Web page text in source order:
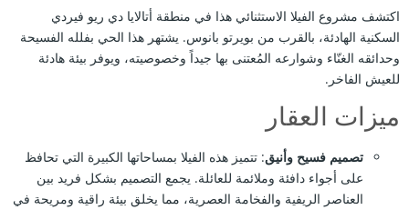
اكتشف مشروع الفيلا الاستثنائي هذا في منطقة أتالايا دي ريو فيردي
السكنية الهادئة، بالقرب من بويرتو بانوس. يشتهر هذا الحي بفلله الفسيحة
وحدائقه الغنّاء وشوارعه المُعتنى بها جيداً وخصوصيته، ويوفر بيئة هادئة
للعيش الفاخر.
ميزات العقار
تصميم فسيح وأنيق: تتميز هذه الفيلا بمساحاتها الكبيرة التي تحافظ
على أجواء دافئة وملائمة للعائلة. يجمع التصميم بشكل فريد بين
العناصر الريفية والفخامة العصرية، مما يخلق بيئة راقية ومريحة في